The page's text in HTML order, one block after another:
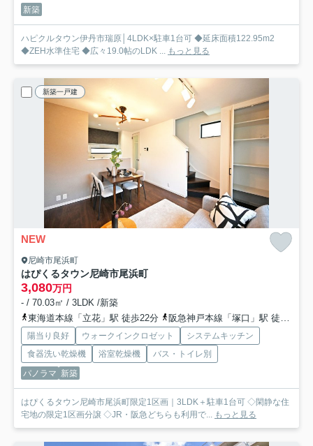
新築
ハピクルタウン伊丹市瑞原│4LDK×駐車1台可 ◆延床面積122.95m2
◆ZEH水準住宅 ◆広々19.0帖のLDK ... もっと見る
新築一戸建
NEW
尼崎市尾浜町
はぴくるタウン尼崎市尾浜町
3,080万円
- / 70.03㎡ / 3LDK /新築
東海道本線「立花」駅 徒歩22分
阪急神戸本線「塚口」駅 徒歩24分
陽当り良好 ウォークインクロゼット
システムキッチン
食器洗い乾燥機
浴室乾燥機
バス・トイレ別
パノラマ 新築
はぴくるタウン尼崎市尾浜町限定1区画｜3LDK＋駐車1台可 ◇閑静な住
宅地の限定1区画分譲 ◇JR・阪急どちらも利用で... もっと見る